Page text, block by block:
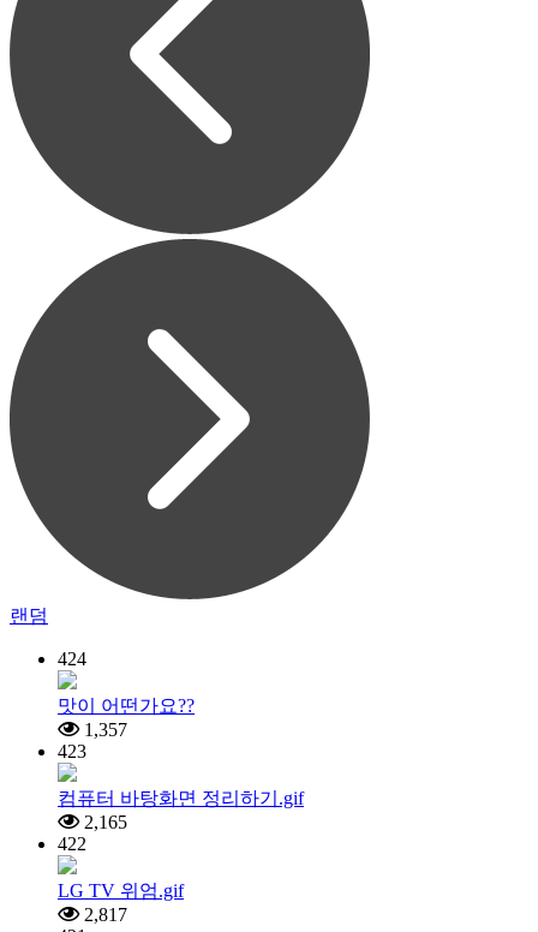
랜덤
424
맛이 어떤가요??
1,357
423
컴퓨터 바탕화면 정리하기.gif
2,165
422
LG TV 위엄.gif
2,817